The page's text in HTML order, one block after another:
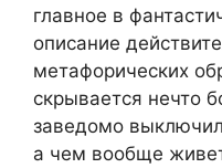
главное в
описание
метафорических
скрывается нечто
заведомо
а чем вообще